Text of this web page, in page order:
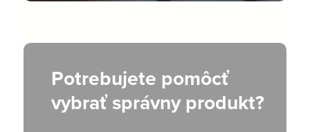
Potrebujete pomôcť
vybrať správny produkt?